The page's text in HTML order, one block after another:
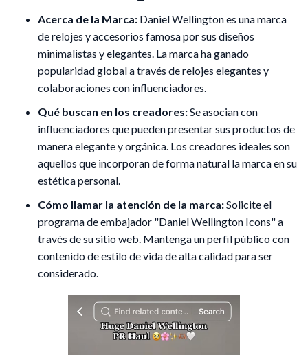
Acerca de la Marca: Daniel Wellington es una marca
de relojes y accesorios famosa por sus diseños
minimalistas y elegantes. La marca ha ganado
popularidad global a través de relojes elegantes y
colaboraciones con influenciadores.
Qué buscan en los creadores:Se asocian con
influenciadores que pueden presentar sus productos de
manera elegante y orgánica. Los creadores ideales son
aquellos que incorporan de forma natural la marca en su
estética personal.
Cómo llamar la atención de la marca:Solicite el
programa de embajador "Daniel Wellington Icons" a
través de su sitio web. Mantenga un perfil público con
contenido de estilo de vida de alta calidad para ser
considerado.